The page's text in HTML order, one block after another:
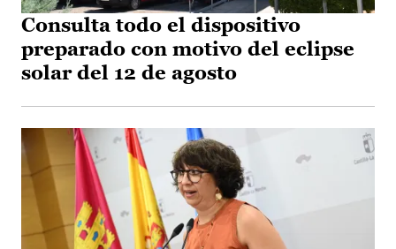
Consulta todo el dispositivo
preparado con motivo del eclipse
solar del 12 de agosto